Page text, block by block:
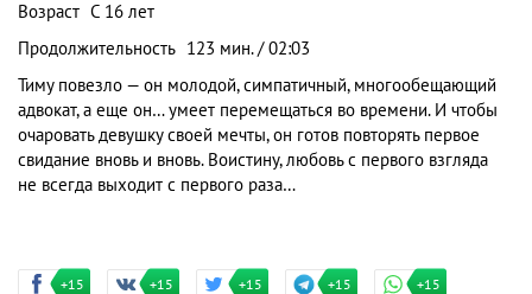
Возраст С 16 лет
Продолжительность 123 мин. / 02:03
Тиму повезло — он молодой, симпатичный, многообещающий
адвокат, а еще он… умеет перемещаться во времени. И чтобы
очаровать девушку своей мечты, он готов повторять первое
свидание вновь и вновь. Воистину, любовь с первого взгляда
не всегда выходит с первого раза…
+15 +15 +15 +15 +15